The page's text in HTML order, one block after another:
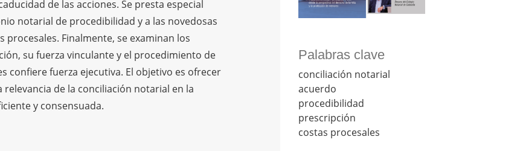
Palabras clave
conciliación notarial
acuerdo
procedibilidad
prescripción
costas procesales
de las acciones. Se presta especial
notarial de procedibilidad y a las novedosas
procesales. Finalmente, se examinan los
su fuerza vinculante y el procedimiento de
confiere fuerza ejecutiva. El objetivo es ofrecer
de la conciliación notarial en la
y consensuada.